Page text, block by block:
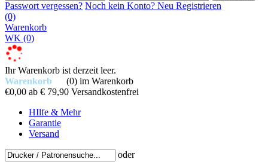
Passwort vergessen? Noch kein Konto? Neu Registrieren
(0)
Warenkorb
WK (0)
Ihr Warenkorb ist derzeit leer.
Warenkorb
(0) im Warenkorb
€0,00 ab € 79,90 Versandkostenfrei
HIlfe & Mehr
Garantie
Versand
oder